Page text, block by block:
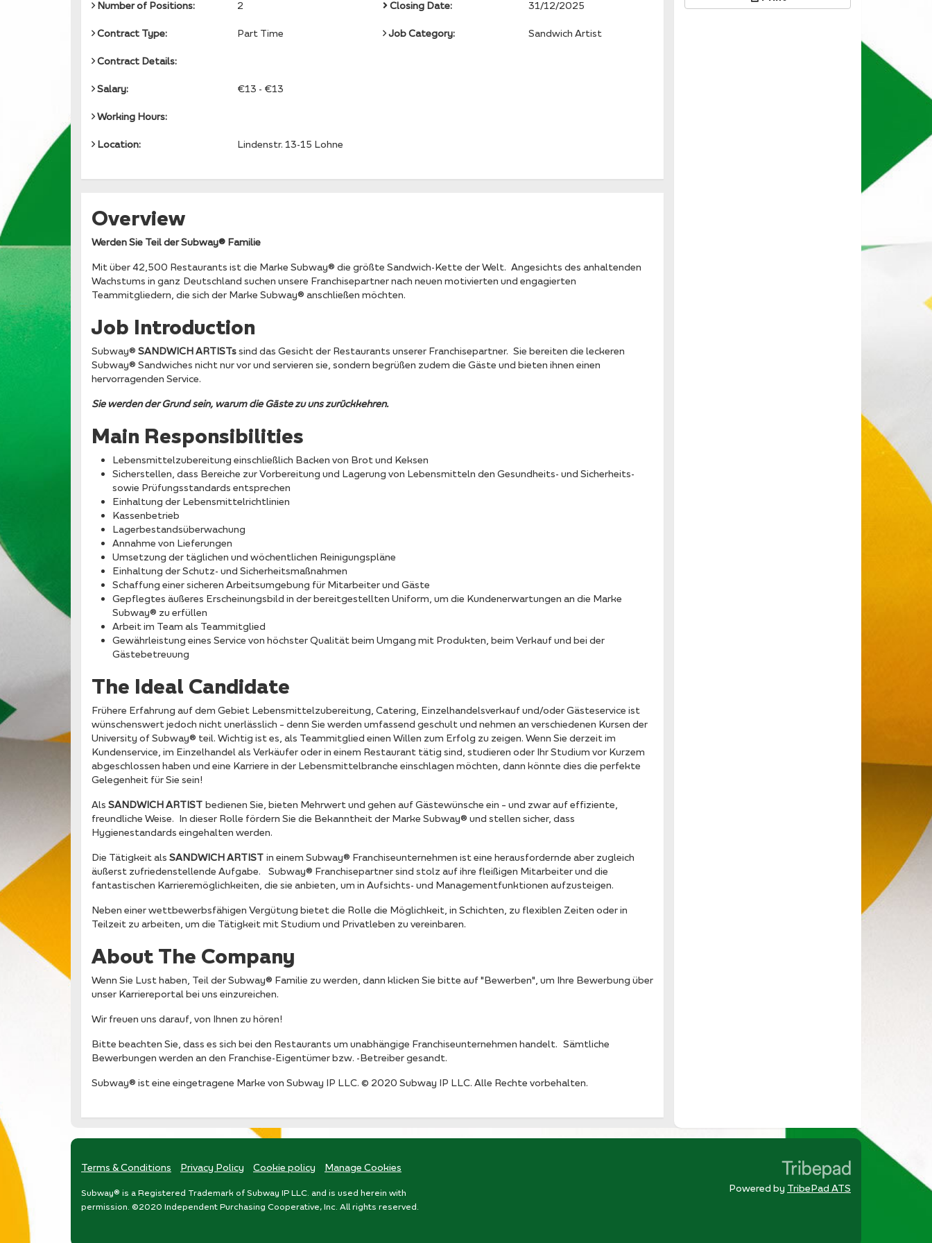
Number of Positions: 2
Contract Type: Part Time
Contract Details:
Salary: €13 - €13
Working Hours:
Location: Lindenstr. 13-15 Lohne
Closing Date: 31/12/2025
Job Category: Sandwich Artist
Overview
Werden Sie Teil der Subway® Familie
Mit über 42,500 Restaurants ist die Marke Subway® die größte Sandwich-Kette der Welt. Angesichts des anhaltenden
Wachstums in ganz Deutschland suchen unsere Franchisepartner nach neuen motivierten und engagierten
Teammitgliedern, die sich der Marke Subway® anschließen möchten.
Job Introduction
Subway® SANDWICH ARTISTssind das Gesicht der Restaurants unserer Franchisepartner. Sie bereiten die leckeren
Subway® Sandwiches nicht nur vor und servieren sie, sondern begrüßen zudem die Gäste und bieten ihnen einen
hervorragenden Service.
Sie werden der Grund sein, warum die Gäste zu uns zurückkehren.
Main Responsibilities
Lebensmittelzubereitung einschließlich Backen von Brot und Keksen
Sicherstellen, dass Bereiche zur Vorbereitung und Lagerung von Lebensmitteln den Gesundheits- und Sicherheits-
sowie Prüfungsstandards entsprechen
Einhaltung der Lebensmittelrichtlinien
Kassenbetrieb
Lagerbestandsüberwachung
Annahme von Lieferungen
Umsetzung der täglichen und wöchentlichen Reinigungspläne
Einhaltung der Schutz- und Sicherheitsmaßnahmen
Schaffung einer sicheren Arbeitsumgebung für Mitarbeiter und Gäste
Gepflegtes äußeres Erscheinungsbild in der bereitgestellten Uniform, um die Kundenerwartungen an die Marke
Subway® zu erfüllen
Arbeit im Team als Teammitglied
Gewährleistung eines Service von höchster Qualität beim Umgang mit Produkten, beim Verkauf und bei der
Gästebetreuung
The Ideal Candidate
Frühere Erfahrung auf dem Gebiet Lebensmittelzubereitung, Catering, Einzelhandelsverkauf und/oder Gästeservice ist
wünschenswert jedoch nicht unerlässlich – denn Sie werden umfassend geschult und nehmen an verschiedenen Kursen der
University of Subway® teil. Wichtig ist es, als Teammitglied einen Willen zum Erfolg zu zeigen. Wenn Sie derzeit im
Kundenservice, im Einzelhandel als Verkäufer oder in einem Restaurant tätig sind, studieren oder Ihr Studium vor Kurzem
abgeschlossen haben und eine Karriere in der Lebensmittelbranche einschlagen möchten, dann könnte dies die perfekte
Gelegenheit für Sie sein!
Als SANDWICH ARTIST bedienen Sie, bieten Mehrwert und gehen auf Gästewünsche ein – und zwar auf effiziente,
freundliche Weise. In dieser Rolle fördern Sie die Bekanntheit der Marke Subway® und stellen sicher, dass
Hygienestandards eingehalten werden.
Die Tätigkeit als SANDWICH ARTIST in einem Subway® Franchiseunternehmen ist eine herausfordernde aber zugleich
äußerst zufriedenstellende Aufgabe. Subway® Franchisepartner sind stolz auf ihre fleißigen Mitarbeiter und die
fantastischen Karrieremöglichkeiten, die sie anbieten, um in Aufsichts- und Managementfunktionen aufzusteigen.
Neben einer wettbewerbsfähigen Vergütung bietet die Rolle die Möglichkeit, in Schichten, zu flexiblen Zeiten oder in
Teilzeit zu arbeiten, um die Tätigkeit mit Studium und Privatleben zu vereinbaren.
About The Company
Wenn Sie Lust haben, Teil der Subway® Familie zu werden, dann klicken Sie bitte auf "Bewerben", um Ihre Bewerbung über
unser Karriereportal bei uns einzureichen.
Wir freuen uns darauf, von Ihnen zu hören!
Bitte beachten Sie, dass es sich bei den Restaurants um unabhängige Franchiseunternehmen handelt. Sämtliche
Bewerbungen werden an den Franchise-Eigentümer bzw. -Betreiber gesandt.
Subway® ist eine eingetragene Marke von Subway IP LLC. © 2020 Subway IP LLC. Alle Rechte vorbehalten.
Terms & Conditions Privacy Policy Cookie policy Manage Cookies
Subway® is a Registered Trademark of Subway IP LLC. and is used herein with
permission. ©2020 Independent Purchasing Cooperative, Inc. All rights reserved.
Powered by TribePad ATS